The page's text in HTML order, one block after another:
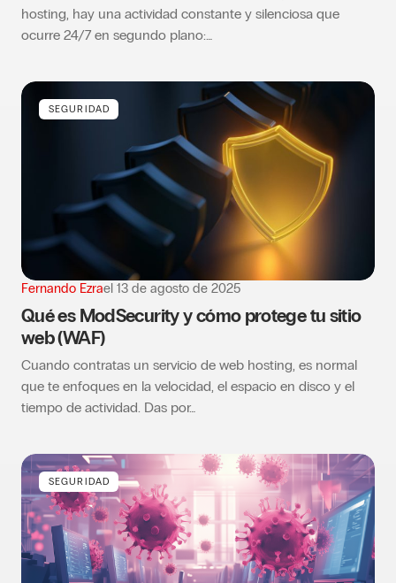
hosting, hay una actividad constante y silenciosa que
ocurre 24/7 en segundo plano:…
SEGURIDAD
Fernando Ezrael 13 de agosto de 2025
Qué es ModSecurity y cómo protege tu sitio
web (WAF)
Cuando contratas un servicio de web hosting, es normal
que te enfoques en la velocidad, el espacio en disco y el
tiempo de actividad. Das por…
SEGURIDAD